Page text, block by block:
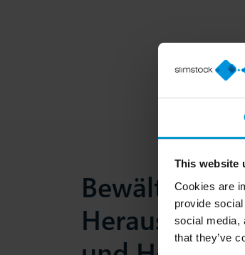
This website
Cookies are
provide
social media,
that they’ve
Bewältigen